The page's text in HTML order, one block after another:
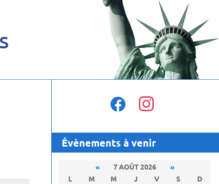
facebook instagram
Évènements à venir
« 7 AOÛT 2026
»
L
M M J V S
D